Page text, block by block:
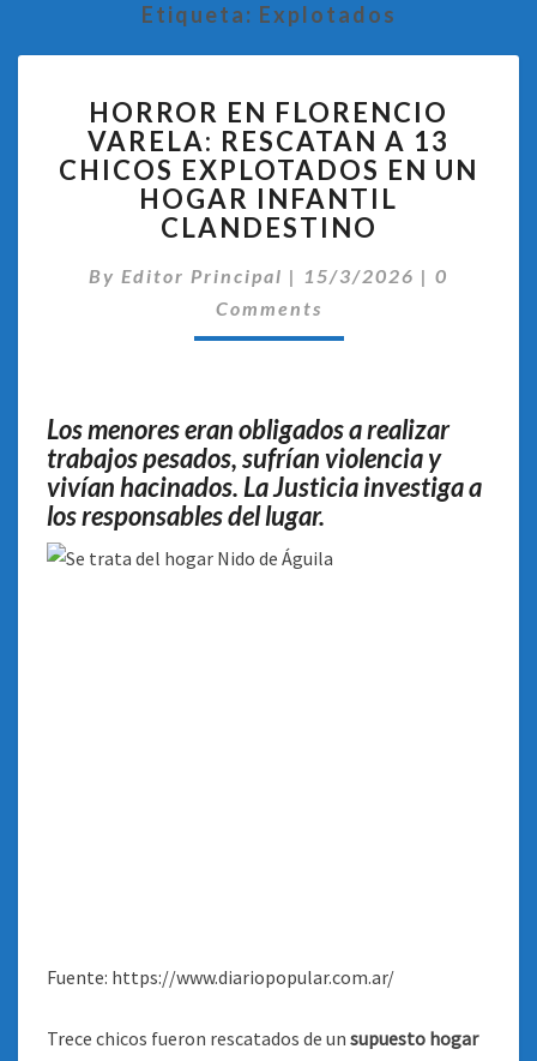
Etiqueta: Explotados
EN
FLORENCIO
VARELA:
RESCATAN
A
13
CHICOS
EXPLOTADOS
CLANDESTINO
HORROR EN FLORENCIO
VARELA: RESCATAN A 13
CHICOS EXPLOTADOS EN UN
HOGAR INFANTIL
CLANDESTINO
By Editor Principal | 15/3/2026 | 0
Comments
Los menores eran obligados a realizar
trabajos pesados, sufrían violencia y
vivían hacinados. La Justicia investiga a
los responsables del lugar.
Fuente: https://www.diariopopular.com.ar/
Trece chicos fueron rescatados de un supuesto hogar